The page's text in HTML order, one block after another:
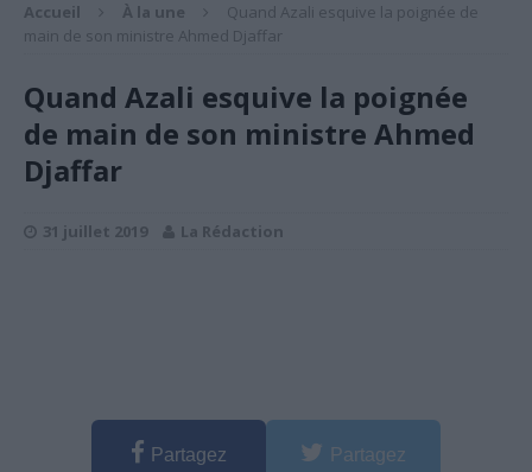
Accueil À la une
Quand Azali esquive la poignée de
main de son ministre Ahmed Djaffar
Quand Azali esquive la poignée
de main de son ministre Ahmed
Djaffar
31 juillet 2019 La Rédaction
Partagez Partagez